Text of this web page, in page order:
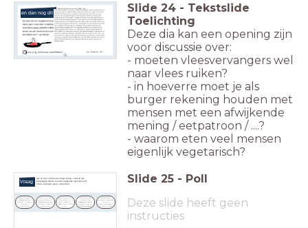
en dan nog dit
Vegetariër vraagt wijk om
niet meer te bbq'en omdat
geur beledigend is
vervolg, echt even aanklikken! Bron: Kantinepraat, 2023
Slide 24 - Tekstslide
Toelichting
Deze dia kan een opening zijn
voor discussie over:
- moeten vleesvervangers wel
naar vlees ruiken?
- in hoeverre moet je als
burger rekening houden met
mensen met een afwijkende
mening / eetpatroon / ....?
- waarom eten veel mensen
eigenlijk vegetarisch?
Vraag
Als ik een vleesvervanger koop, vind ik het
belangrijk dat-ie zoveel mogelijk lijkt op echt
vlees (smaak, geur, structuur)
eens! Als je wil
dat mensen
vleesvervangers
kopen, moet je
het ze zo
makkelijk
mogelijk
Dat maakt het
voor mij wel
makkelijker om
vleesvervangers te
kopen maar is
niet altijd
doorslaggevend
Dat maakt mij
niet zoveel uit.
Een beetje op
vlees lijken helpt
wel...
Hoewel dit het
makkelijker
maakt om
vleesvervangers te
kopen, vind ik
andere aspecten
belangrijker
Nee, dat is echt
nergens voor
nodig! Het gaat
om de
voedingswaarde
en om milieu-
aspecten
Slide 25 - Poll
Deze slide heeft geen
instructies